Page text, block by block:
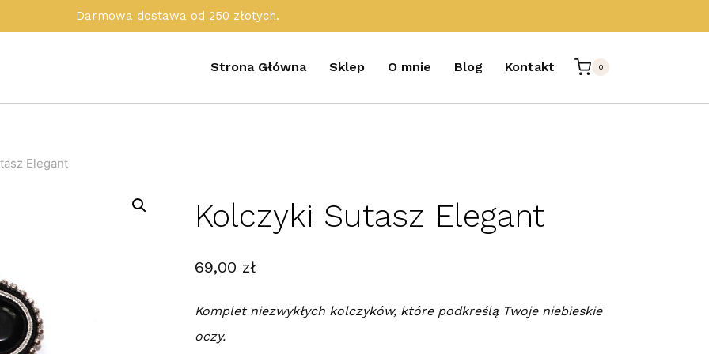
Darmowa dostawa od 250 złotych.
Strona Główna Sklep O mnie Blog Kontakt 0
Elegant
Kolczyki Sutasz Elegant
69,00 zł
Komplet niezwykłych kolczyków, które podkreślą Twoje niebieskie
oczy.